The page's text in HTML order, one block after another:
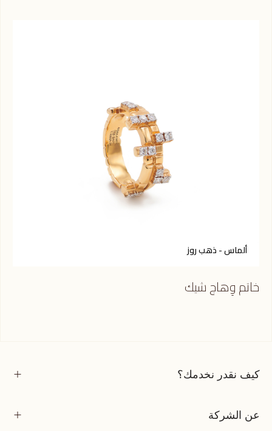
ألماس - ذهب روز
خاتم وِهاج شيك
كيف نقدر نخدمك؟
عن الشركة